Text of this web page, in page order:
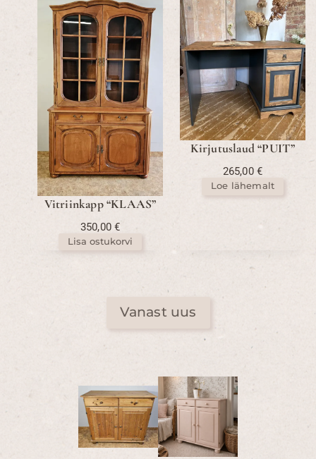
Vitriinkapp “KLAAS”
350,00€
Lisa ostukorvi
Kirjutuslaud “PUIT”
265,00€
Loe lähemalt
Vanast uus